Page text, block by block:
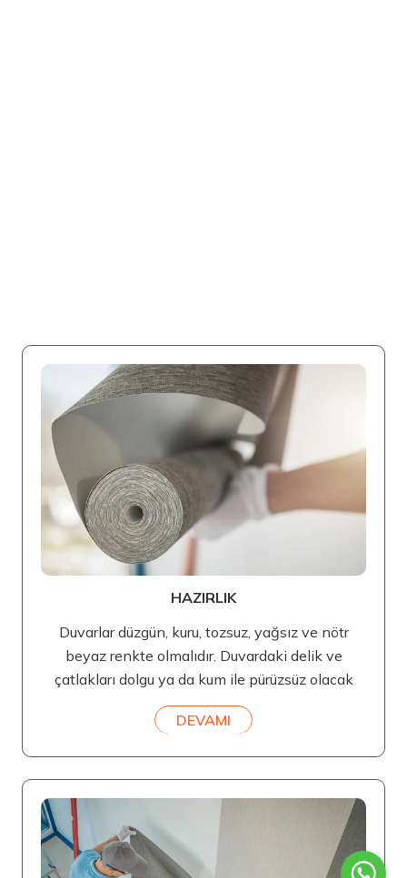
HAZIRLIK
Duvarlar düzgün, kuru, tozsuz, yağsız ve nötr
beyaz renkte olmalıdır. Duvardaki delik ve
çatlakları dolgu ya da kum ile pürüzsüz olacak
DEVAMI